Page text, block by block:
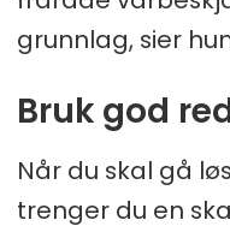
grunnlag, sier
Bruk god
Når du skal gå
trenger du en